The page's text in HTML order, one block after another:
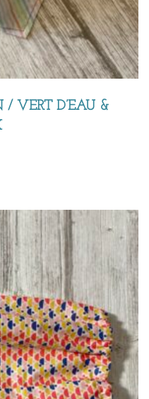
VERT D’EAU &